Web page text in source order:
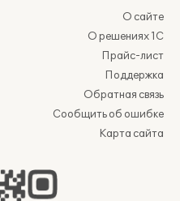
О сайте
О решениях 1С
Прайс-лист
Поддержка
Обратная связь
Сообщить об ошибке
Карта сайта